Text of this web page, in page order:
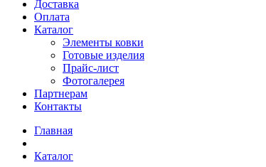
Доставка
Оплата
Каталог
Элементы ковки
Готовые изделия
Прайс-лист
Фотогалерея
Партнерам
Контакты
Главная
Каталог